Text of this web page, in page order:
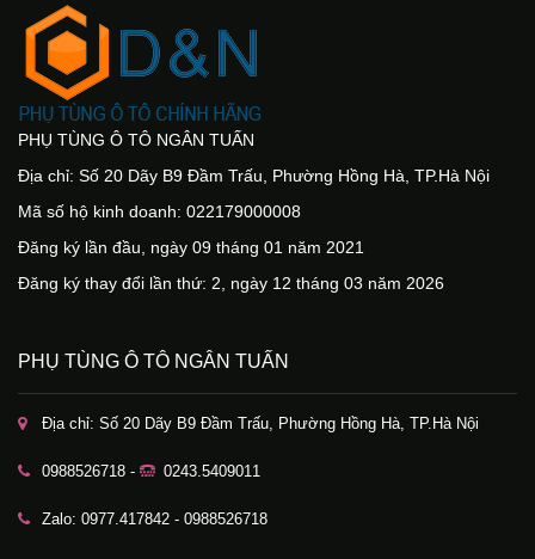
PHỤ TÙNG Ô TÔ NGÂN TUẤN
Địa chỉ: Số 20 Dãy B9 Đầm Trấu, Phường Hồng Hà, TP.Hà Nội
Mã số hộ kinh doanh: 022179000008
Đăng ký lần đầu, ngày 09 tháng 01 năm 2021
Đăng ký thay đổi lần thứ: 2, ngày 12 tháng 03 năm 2026
PHỤ TÙNG Ô TÔ NGÂN TUẤN
Địa chỉ: Số 20 Dãy B9 Đầm Trấu, Phường Hồng Hà, TP.Hà Nội
0988526718 - 0243.5409011
Zalo: 0977.417842 - 0988526718